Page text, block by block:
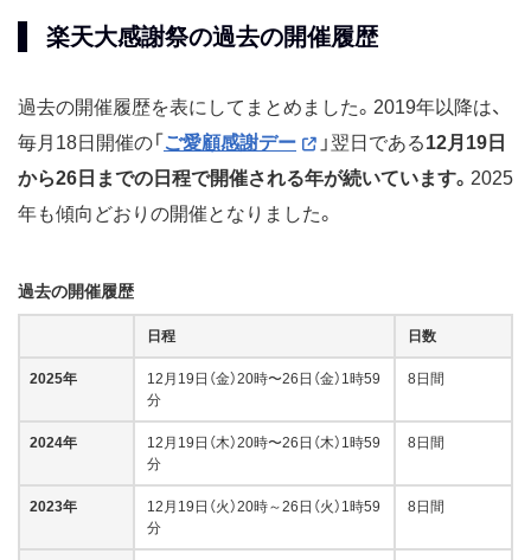
楽天大感謝祭の過去の開催履歴
過去の開催履歴を表にしてまとめました。2019年以降は、
毎月18日開催の「 ご愛顧感謝デー 」翌日である12月19日
から26日までの日程で開催される年が続いています。 2025
年も傾向どおりの開催となりました。
過去の開催履歴
日程 日数
2025年
12月19日（金）20時〜26日（金）1時59
分
8日間
2024年
12月19日（木）20時〜26日（木）1時59
分
8日間
2023年
12月19日（火）20時～26日（火）1時59
分
8日間